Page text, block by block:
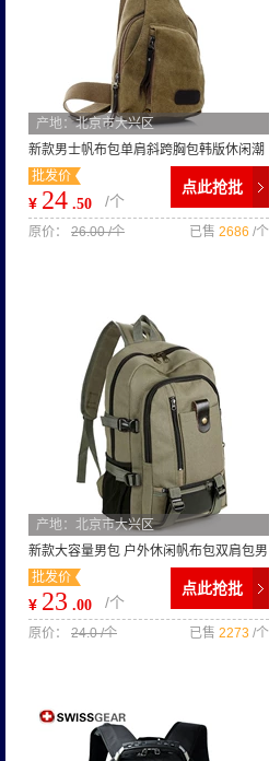
产地：北京市大兴区
新款男士帆布包单肩斜跨胸包韩版休闲潮
流男包包潮
批发价
¥ 24 .50 /个
点此抢批
已售 2686 /个
原价： 26.00 /个
产地：北京市大兴区
新款大容量男包 户外休闲帆布包双肩包男
包批发
批发价
¥ 23 .00 /个
点此抢批
已售 2273 /个
原价： 24.0 /个